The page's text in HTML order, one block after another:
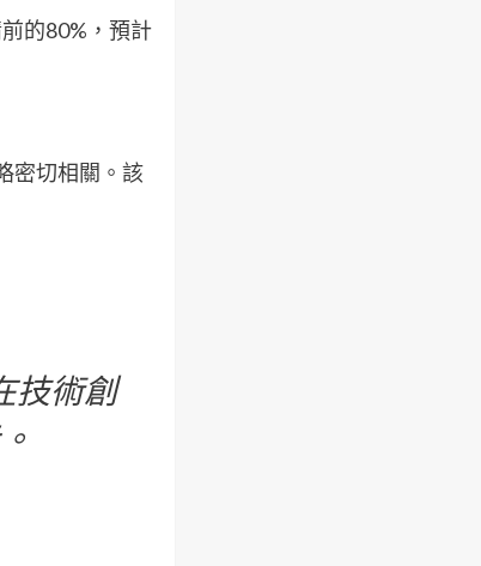
的80%，預計
密切相關。該
技術創